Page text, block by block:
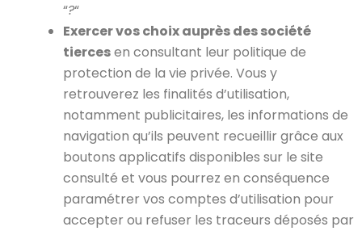
“?“
Exercer vos choix auprès des société
tiercesen consultant leur politique de
protection de la vie privée. Vous y
retrouverez les finalités d’utilisation,
notamment publicitaires, les informations de
navigation qu’ils peuvent recueillir grâce aux
boutons applicatifs disponibles sur le site
consulté et vous pourrez en conséquence
paramétrer vos comptes d’utilisation pour
accepter ou refuser les traceurs déposés par